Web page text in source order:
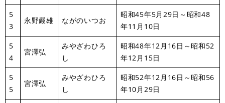
5
3
永野嚴雄 ながのいつお
昭和45年5月29日～昭和48
年11月10日
5
4
宮澤弘
みやざわひろ
し
昭和48年12月16日～昭和52
年12月15日
5
5
宮澤弘
みやざわひろ
し
昭和52年12月16日～昭和56
年10月29日